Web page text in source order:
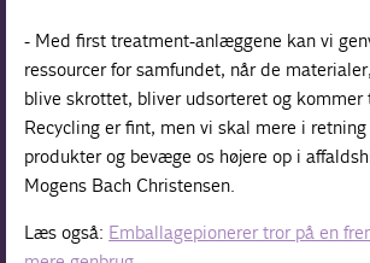
- Med first treatment-anlæggene kan vi
ressourcer for samfundet, når de
blive skrottet, bliver udsorteret og kommer
Recycling er fint, men vi skal mere i retning
produkter og bevæge os højere op i
Mogens Bach Christensen.
Læs også: Emballagepionerer tror på en